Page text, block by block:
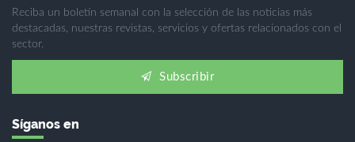
Reciba un boletín semanal con la selección de las noticias más
destacadas, nuestras revistas, servicios y ofertas relacionados con el
sector.
Subscribir
Síganos en